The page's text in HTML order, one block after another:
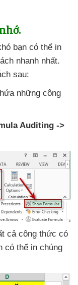
bạn có thể in
nhanh nhất.
sau:
những công
Auditing ->
cả công thức có
có thể in chúng